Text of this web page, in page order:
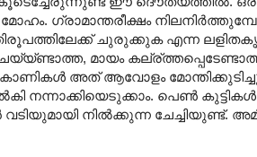
ഗ്രാമാന്തരീക്ഷം
ചുരുക്കുക എന്ന
മായം
അത് ആവോളം
നന്നാക്കിയെടുക്കാം. പെൺ കുട്ടികൾ
നിൽക്കുന്ന ചേച്ചിയുണ്ട്.